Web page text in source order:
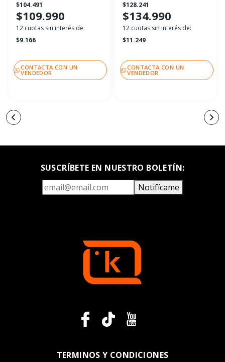
$104.491
$109.990
12 cuotas sin interés de:
$9.166
CONTACTA CON UN
VENDEDOR
$128.241
$134.990
12 cuotas sin interés de:
$11.249
CONTACTA CON UN
VENDEDOR
SUSCRÍBETE EN NUESTRO BOLETÍN:
Notifícame
TERMINOS Y CONDICIONES